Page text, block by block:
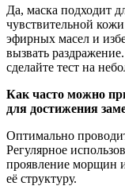
Да, маска подходит
чувствительной
эфирных масел и
вызвать
сделайте тест на
Как часто можно
для достижения
Оптимально
Регулярное
проявление морщин
её структуру.